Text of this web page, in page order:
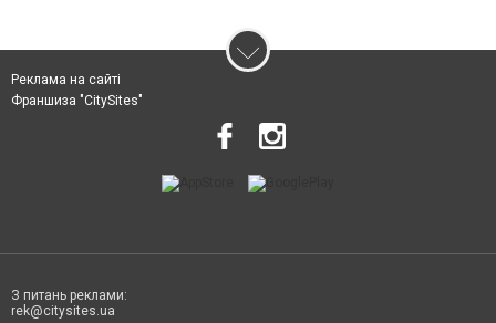
Реклама на сайті
Франшиза "CitySites"
З питань реклами:
rek@citysites.ua